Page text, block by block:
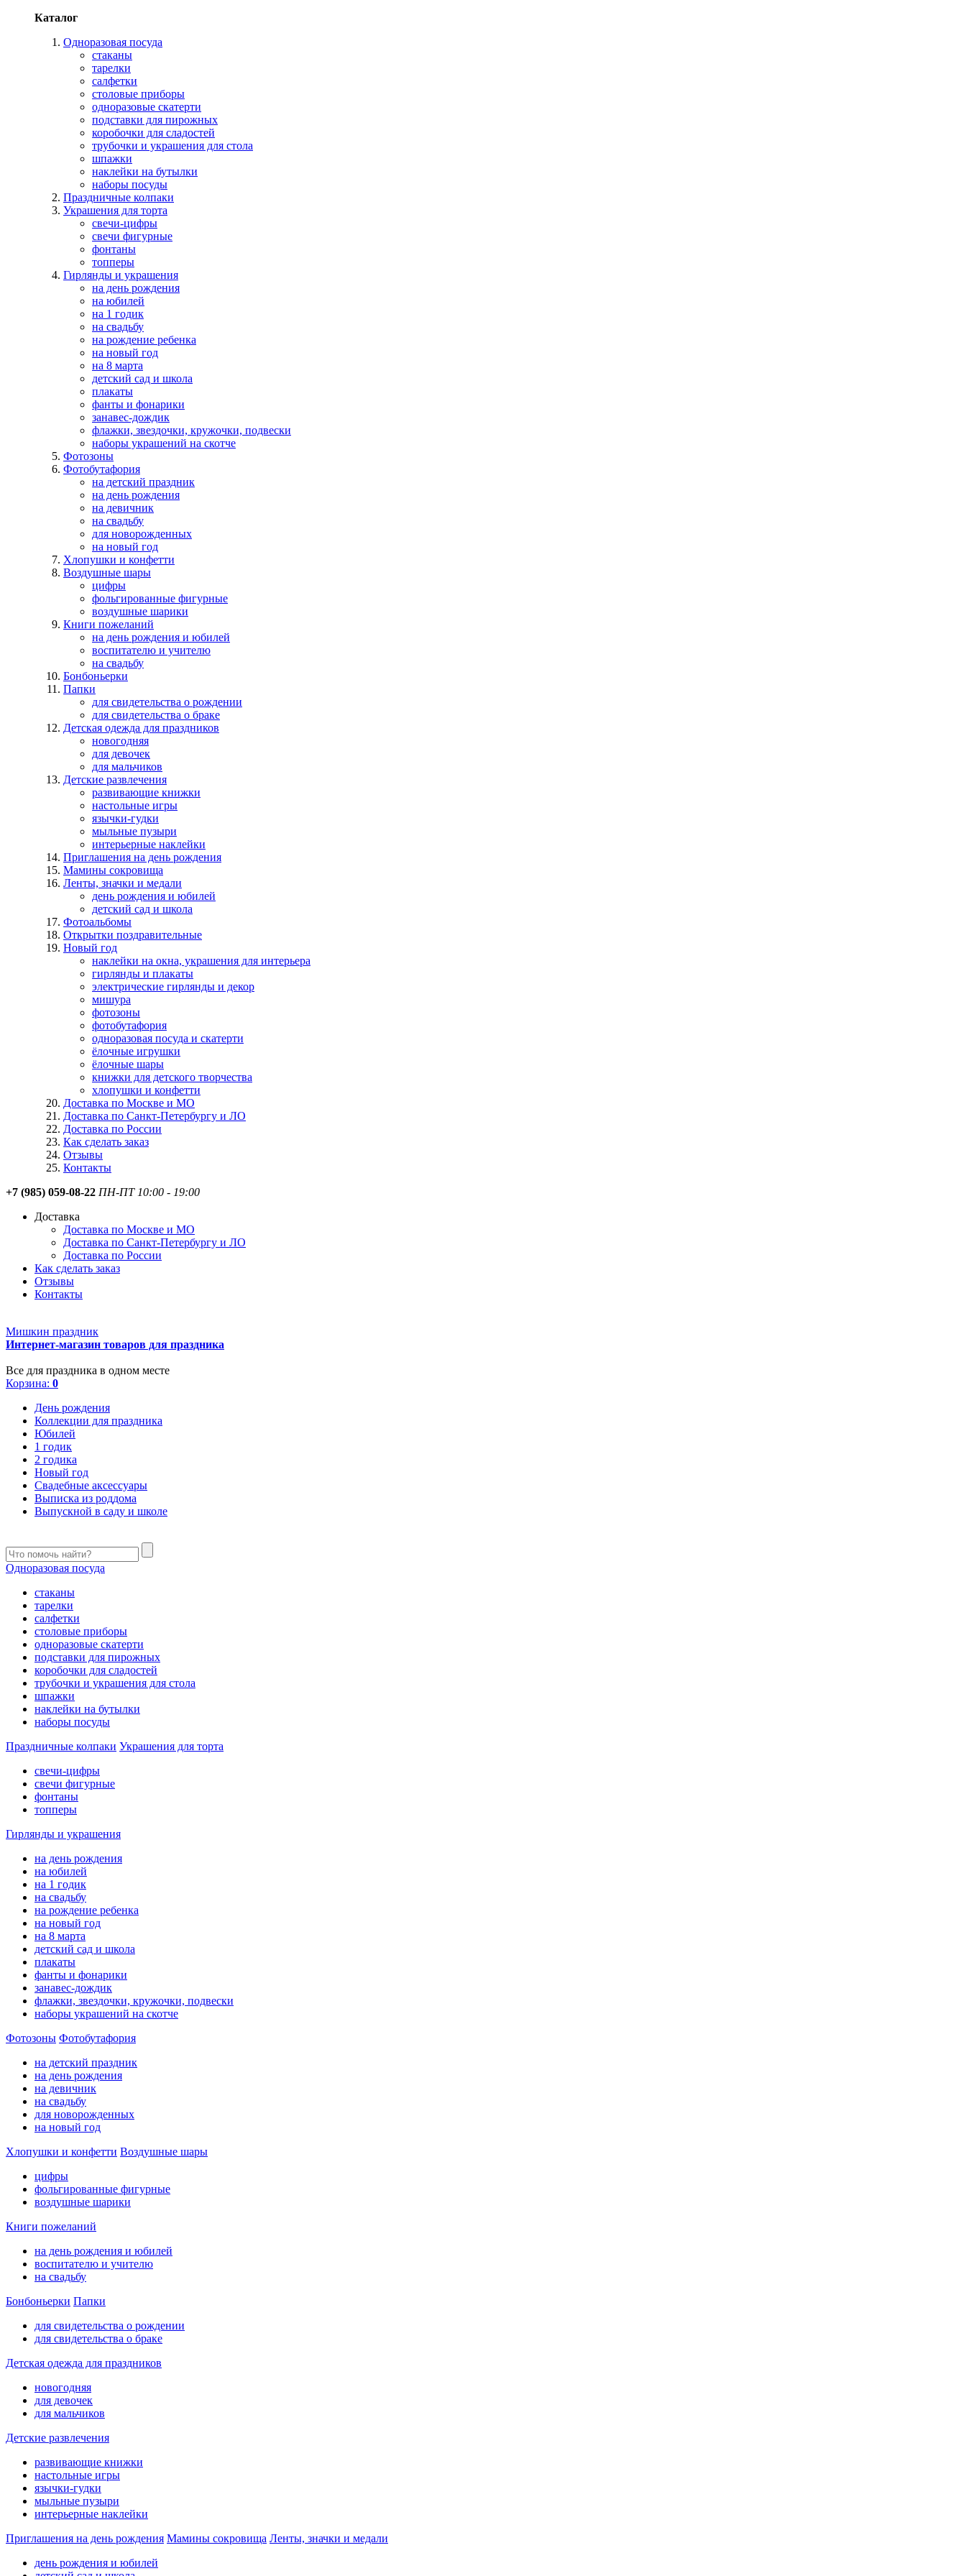
Каталог
Одноразовая посуда
стаканы
тарелки
салфетки
столовые приборы
одноразовые скатерти
подставки для пирожных
коробочки для сладостей
трубочки и украшения для стола
шпажки
наклейки на бутылки
наборы посуды
Праздничные колпаки
Украшения для торта
свечи-цифры
свечи фигурные
фонтаны
топперы
Гирлянды и украшения
на день рождения
на юбилей
на 1 годик
на свадьбу
на рождение ребенка
на новый год
на 8 марта
детский сад и школа
плакаты
фанты и фонарики
занавес-дождик
флажки, звездочки, кружочки, подвески
наборы украшений на скотче
Фотозоны
Фотобутафория
на детский праздник
на день рождения
на девичник
на свадьбу
для новорожденных
на новый год
Хлопушки и конфетти
Воздушные шары
цифры
фольгированные фигурные
воздушные шарики
Книги пожеланий
на день рождения и юбилей
воспитателю и учителю
на свадьбу
Бонбоньерки
Папки
для свидетельства о рождении
для свидетельства о браке
Детская одежда для праздников
новогодняя
для девочек
для мальчиков
Детские развлечения
развивающие книжки
настольные игры
язычки-гудки
мыльные пузыри
интерьерные наклейки
Приглашения на день рождения
Мамины сокровища
Ленты, значки и медали
день рождения и юбилей
детский сад и школа
Фотоальбомы
Открытки поздравительные
Новый год
наклейки на окна, украшения для интерьера
гирлянды и плакаты
электрические гирлянды и декор
мишура
фотозоны
фотобутафория
одноразовая посуда и скатерти
ёлочные игрушки
ёлочные шары
книжки для детского творчества
хлопушки и конфетти
Доставка по Москве и МО
Доставка по Санкт-Петербургу и ЛО
Доставка по России
Как сделать заказ
Отзывы
Контакты
+7 (985) 059-08-22 ПН-ПТ 10:00 - 19:00
Доставка
Доставка по Москве и МО
Доставка по Санкт-Петербургу и ЛО
Доставка по России
Как сделать заказ
Отзывы
Контакты
Мишкин праздник
Интернет-магазин товаров для праздника
Все для праздника в одном месте
Корзина: 0
День рождения
Коллекции для праздника
Юбилей
1 годик
2 годика
Новый год
Свадебные аксессуары
Выписка из роддома
Выпускной в саду и школе
Одноразовая посуда
стаканы
тарелки
салфетки
столовые приборы
одноразовые скатерти
подставки для пирожных
коробочки для сладостей
трубочки и украшения для стола
шпажки
наклейки на бутылки
наборы посуды
Праздничные колпаки Украшения для торта
свечи-цифры
свечи фигурные
фонтаны
топперы
Гирлянды и украшения
на день рождения
на юбилей
на 1 годик
на свадьбу
на рождение ребенка
на новый год
на 8 марта
детский сад и школа
плакаты
фанты и фонарики
занавес-дождик
флажки, звездочки, кружочки, подвески
наборы украшений на скотче
Фотозоны Фотобутафория
на детский праздник
на день рождения
на девичник
на свадьбу
для новорожденных
на новый год
Хлопушки и конфетти Воздушные шары
цифры
фольгированные фигурные
воздушные шарики
Книги пожеланий
на день рождения и юбилей
воспитателю и учителю
на свадьбу
Бонбоньерки Папки
для свидетельства о рождении
для свидетельства о браке
Детская одежда для праздников
новогодняя
для девочек
для мальчиков
Детские развлечения
развивающие книжки
настольные игры
язычки-гудки
мыльные пузыри
интерьерные наклейки
Приглашения на день рождения Мамины сокровища Ленты, значки и медали
день рождения и юбилей